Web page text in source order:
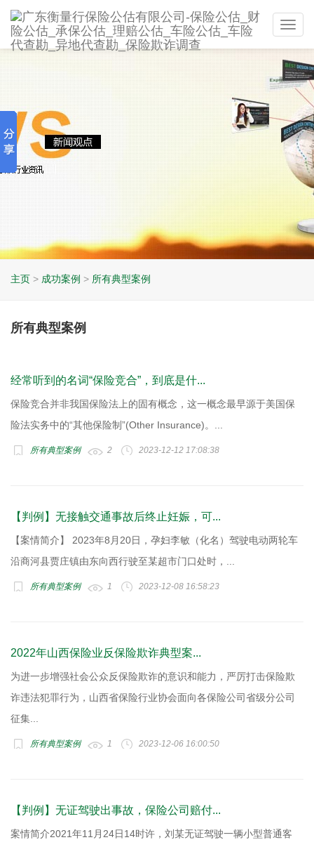
主页 > 成功案例 > 所有典型案例
所有典型案例
经常听到的名词“保险竞合”，到底是什...
保险竞合并非我国保险法上的固有概念，这一概念最早源于美国保
险法实务中的“其他保险制”(Other Insurance)。...
所有典型案例 2 2023-12-12 17:08:38
【判例】无接触交通事故后终止妊娠，可...
【案情简介】 2023年8月20日，孕妇李敏（化名）驾驶电动两轮车
沿商河县贾庄镇由东向西行驶至某超市门口处时，...
所有典型案例 1 2023-12-08 16:58:23
2022年山西保险业反保险欺诈典型案...
为进一步增强社会公众反保险欺诈的意识和能力，严厉打击保险欺
诈违法犯罪行为，山西省保险行业协会面向各保险公司省级分公司
征集...
所有典型案例 1 2023-12-06 16:00:50
【判例】无证驾驶出事故，保险公司赔付...
案情简介2021年11月24日14时许，刘某无证驾驶一辆小型普通客